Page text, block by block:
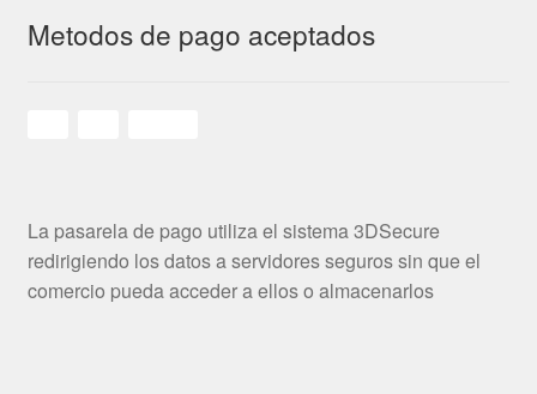
Metodos de pago aceptados
La pasarela de pago utiliza el sistema 3DSecure
redirigiendo los datos a servidores seguros sin que el
comercio pueda acceder a ellos o almacenarlos